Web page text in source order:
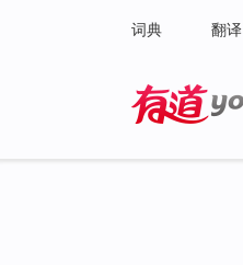
词典 翻译